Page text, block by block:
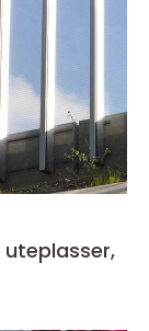
uteplasser,